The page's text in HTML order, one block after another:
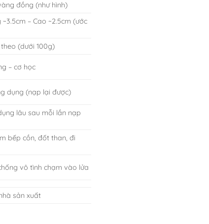
đồng (như hình)
– Cao ~2.5cm (ước
(dưới 100g)
– cơ học
dụng (nạp lại được)
lâu sau mỗi lần nạp
bếp cồn, đốt than, đi
vô tình chạm vào lửa
sản xuất